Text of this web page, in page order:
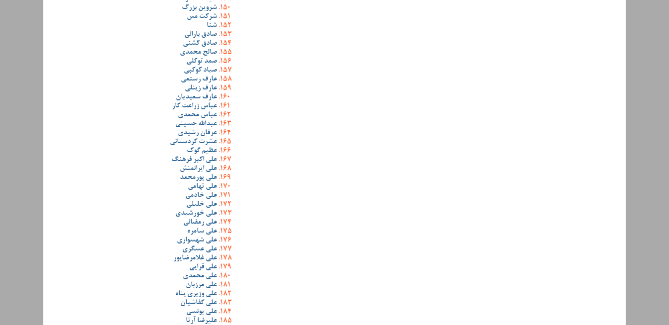
شروین بزرگ
شرکت مس
شنا
صادق بارانی
صادق گشنی
صالح محمدی
صمد توکلی
صیاد کوکبی
عارف رستمی
عارف زینلی
عارف سعیدیان
عباس زراعت کار
عباس محمدی
عبدالله حسینی
عرفان رشیدی
عشرت کردستانی
عظیم گوک
علی اکبر فرهنگ
علی ایرانمنش
علی پورمحمد
علی تهامی
علی خادمی
علی خلیلی
علی خورشیدی
علی رمضانی
علی سامره
علی شهسواری
علی عسگری
علی غلامرضاپور
علی قرایی
علی محمدی
علی مرزبان
علی وزیری پناه
علی کفاشیان
علی یونسی
علیرضا آرتا